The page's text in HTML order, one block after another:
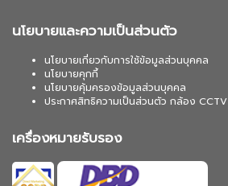
นโยบายและความเป็นส่วนตัว
นโยบายเกี่ยวกับการใช้ข้อมูลส่วนบุคคล
นโยบายคุกกี้
นโยบายคุ้มครองข้อมูลส่วนบุคคล
ประกาศสิทธิความเป็นส่วนตัว กล้อง CCTV
เครื่องหมายรับรอง